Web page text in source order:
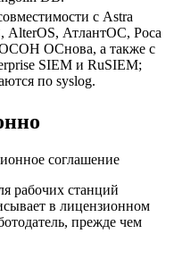
с Astra
АтлантОС, Роса
ОСнова, а также с
SIEM и RuSIEM;
по syslog.
соглашение
рабочих станций
в лицензионном
прежде чем